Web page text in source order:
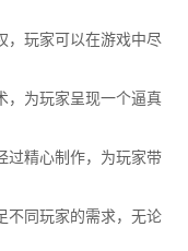
，玩家可以在游戏中尽
，为玩家呈现一个逼真
过精心制作，为玩家带
不同玩家的需求，无论